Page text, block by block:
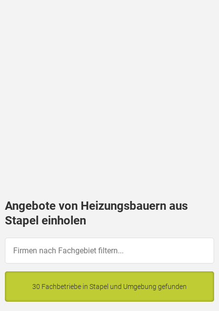
Angebote von Heizungsbauern aus
Stapel einholen
30 Fachbetriebe in Stapel und Umgebung gefunden